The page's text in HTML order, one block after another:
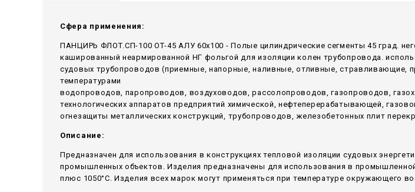
Сфера применения:
ПАНЦИРЬ ФЛОТ.СП-100 ОТ-45 АЛУ 60x100 - Полые цилиндрические сегменты 45 град.
кашированный неармированной НГ фольгой для изоляции колен трубопровода.
судовых трубопроводов (приемные, напорные, наливные, отливные,
температурами
водопроводов, паропроводов, воздуховодов, рассолопроводов, газопроводов,
технологических аппаратов предприятий химической, нефтеперерабатывающей,
огнезащиты металлических конструкций, трубопроводов, железобетонных плит
Описание:
Предназначен для использования в конструкциях тепловой изоляции судовых
промышленных объектов. Изделия предназначены для использования в
плюс 1050°С. Изделия всех марок могут применяться при температуре окружающего